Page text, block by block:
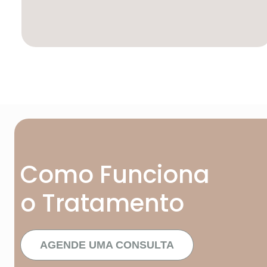
Como Funciona
o Tratamento
AGENDE UMA CONSULTA